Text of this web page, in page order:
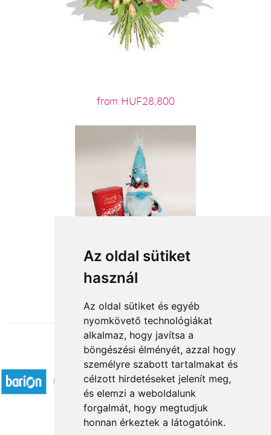
Az oldal sütiket
használ
Az oldal sütiket és egyéb
nyomkövető technológiákat
alkalmaz, hogy javítsa a
böngészési élményét, azzal hogy
személyre szabott tartalmakat és
célzott hirdetéseket jelenít meg,
és elemzi a weboldalunk
forgalmát, hogy megtudjuk
honnan érkeztek a látogatóink.
from HUF28,800
from HUF15,560
Accepted payment methods